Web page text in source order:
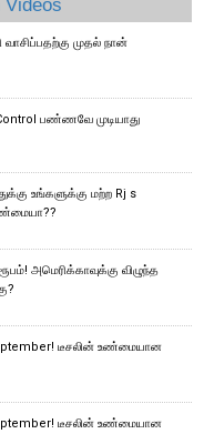
Videos
முதல் நான்
பண்ணவே முடியாது
உங்களுக்கு மற்ற Rj s
அமெரிக்காவுக்கு விழுந்த
டீசலின் உண்மையான
டீசலின் உண்மையான